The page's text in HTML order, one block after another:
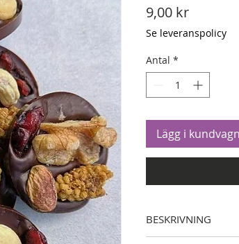
9,00 krPris
Se leveranspolicy
Antal *
Lägg i kundvagn
BESKRIVNING